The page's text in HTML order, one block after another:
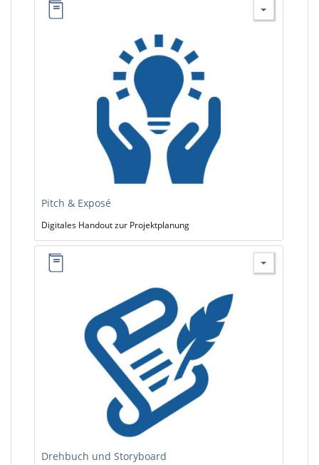
Pitch & Exposé
Digitales Handout zur Projektplanung
Drehbuch und Storyboard